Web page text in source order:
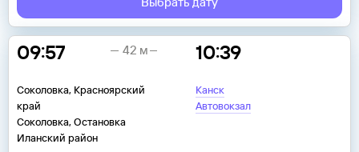
09:57
Соколовка, Красноярский
край
Соколовка, Остановка
Иланский район
10:39
Канск
Автовокзал
42 м